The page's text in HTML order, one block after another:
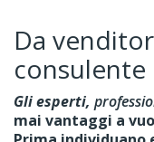
Da
Gli esperti,
mai vantaggi a